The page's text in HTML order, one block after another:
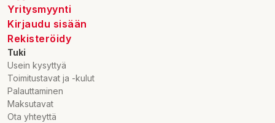
Yritysmyynti
Kirjaudu sisään
Rekisteröidy
Tuki
Usein kysyttyä
Toimitustavat ja -kulut
Palauttaminen
Maksutavat
Ota yhteyttä